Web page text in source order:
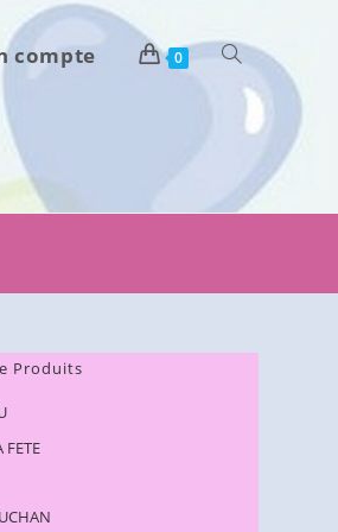
compte 0 Toggle
Produits
FETE